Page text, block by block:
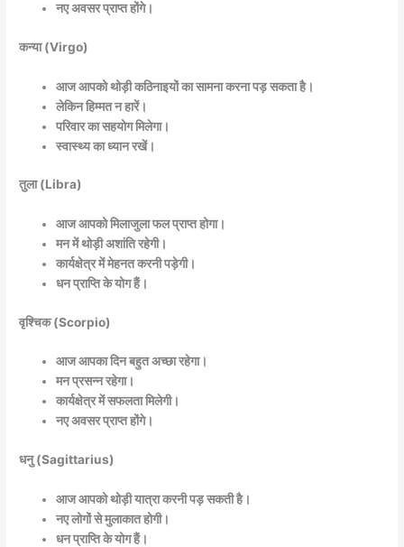
नए अवसर प्राप्त होंगे।
कन्या (Virgo)
आज आपको थोड़ी कठिनाइयों का सामना करना पड़ सकता है।
लेकिन हिम्मत न हारें।
परिवार का सहयोग मिलेगा।
स्वास्थ्य का ध्यान रखें।
तुला (Libra)
आज आपको मिलाजुला फल प्राप्त होगा।
मन में थोड़ी अशांति रहेगी।
कार्यक्षेत्र में मेहनत करनी पड़ेगी।
धन प्राप्ति के योग हैं।
वृश्चिक (Scorpio)
आज आपका दिन बहुत अच्छा रहेगा।
मन प्रसन्न रहेगा।
कार्यक्षेत्र में सफलता मिलेगी।
नए अवसर प्राप्त होंगे।
धनु (Sagittarius)
आज आपको थोड़ी यात्रा करनी पड़ सकती है।
नए लोगों से मुलाकात होगी।
धन प्राप्ति के योग हैं।